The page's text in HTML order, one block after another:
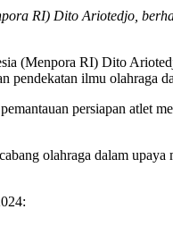
RI) Dito Ariotedjo,
(Menpora RI) Dito
pendekatan ilmu olahraga
persiapan atlet
olahraga dalam